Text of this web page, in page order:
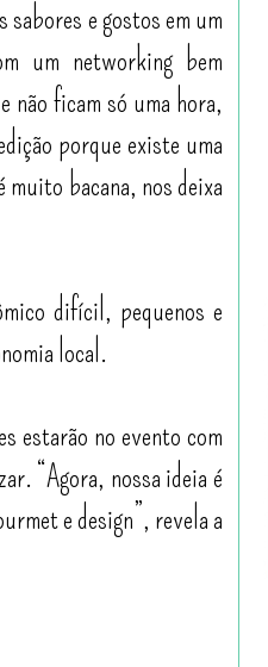
sabores e gostos em um
um networking bem
não ficam só uma hora,
porque existe uma
bacana, nos deixa
difícil, pequenos e
local.
estarão no evento com
“Agora, nossa ideia é
e design”, revela a